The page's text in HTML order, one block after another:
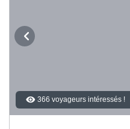
366 voyageurs intéressés !